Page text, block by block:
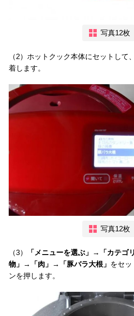
写真12枚
（2）ホットクック本体にセットして
着します。
写真12枚
（3）
「メニューを選ぶ」→「カテゴ
物」→「肉」→「豚バラ大根」 をセ
ンを押します。